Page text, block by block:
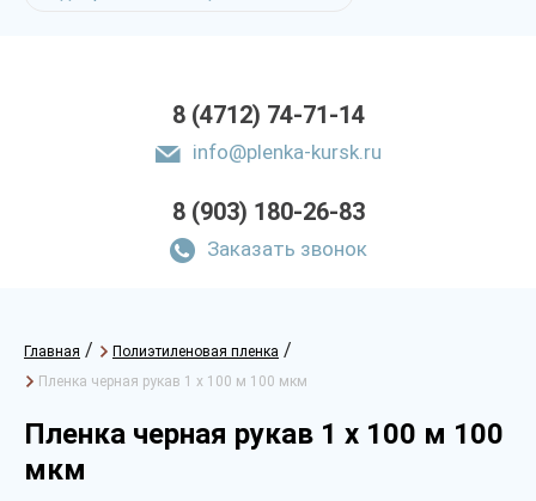
8 (4712) 74-71-14
info@plenka-kursk.ru
8 (903) 180-26-83
Заказать звонок
Главная / Полиэтиленовая пленка /
Пленка черная рукав 1 х 100 м 100 мкм
Пленка черная рукав 1 х 100 м 100
мкм